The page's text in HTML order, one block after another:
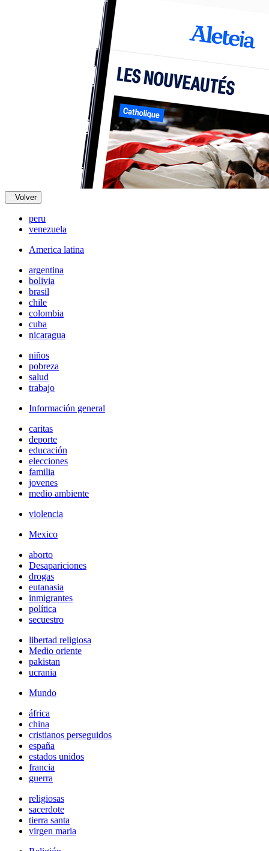
Volver
peru
venezuela
America latina
argentina
bolivia
brasil
chile
colombia
cuba
nicaragua
niños
pobreza
salud
trabajo
Información general
caritas
deporte
educación
elecciones
familia
jovenes
medio ambiente
violencia
Mexico
aborto
Desapariciones
drogas
eutanasia
inmigrantes
política
secuestro
libertad religiosa
Medio oriente
pakistan
ucrania
Mundo
áfrica
china
cristianos perseguidos
españa
estados unidos
francia
guerra
religiosas
sacerdote
tierra santa
virgen maria